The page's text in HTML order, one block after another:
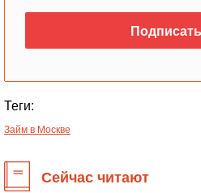
Теги:
Займ в Москве
Сейчас читают